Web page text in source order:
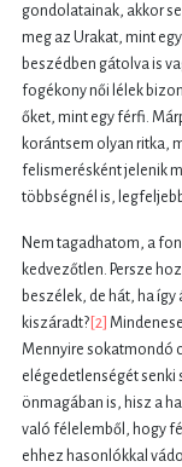
gondolatainak, akkor
meg az Urakat, mint
beszédben gátolva is
fogékony női lélek
őket, mint egy férfi.
korántsem olyan ritka,
felismerésként jelenik
többségnél is,
Nem tagadhatom, a
kedvezőtlen. Persze
beszélek, de hát, ha
kiszáradt? [2]
Mennyire sokatmondó
elégedetlenségét senki
önmagában is, hisz a
való félelemből, hogy
ehhez hasonlókkal